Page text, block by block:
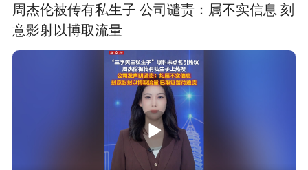
周杰伦被传有私生子 公司谴责：属不实信息 刻
意影射以博取流量